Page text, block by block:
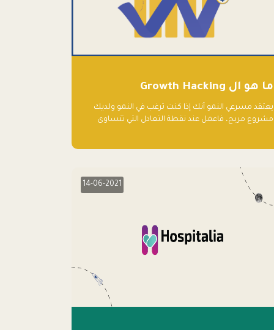
ما هو ال Growth Hacking
يعتقد مسرعي النمو أنك إذا كنت ترغب في النمو ولديك
مشروع مربح، فاعمل عند نقطة التعادل التي تتساوى
14-06-2021